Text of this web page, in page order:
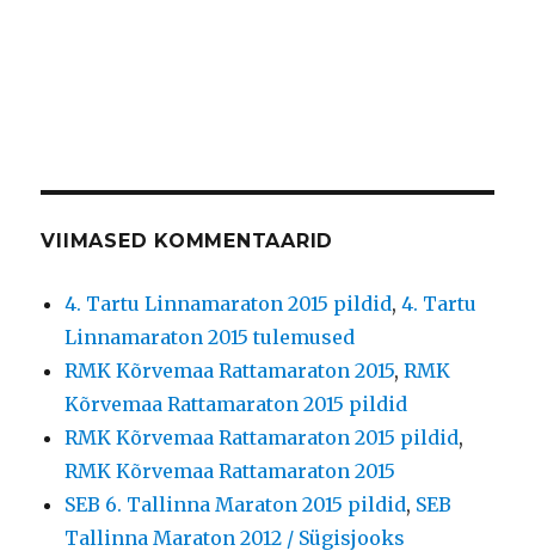
VIIMASED KOMMENTAARID
4. Tartu Linnamaraton 2015 pildid,4. Tartu
Linnamaraton 2015 tulemused
RMK Kõrvemaa Rattamaraton 2015,RMK
Kõrvemaa Rattamaraton 2015 pildid
RMK Kõrvemaa Rattamaraton 2015 pildid,
RMK Kõrvemaa Rattamaraton 2015
SEB 6. Tallinna Maraton 2015 pildid, SEB
Tallinna Maraton 2012 / Sügisjooks